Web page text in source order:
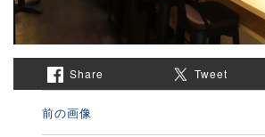
Share Tweet
前の画像